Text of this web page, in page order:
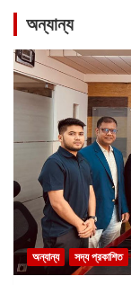
অন্যান্য
অন্যান্য সদ্য প্রকাশিত